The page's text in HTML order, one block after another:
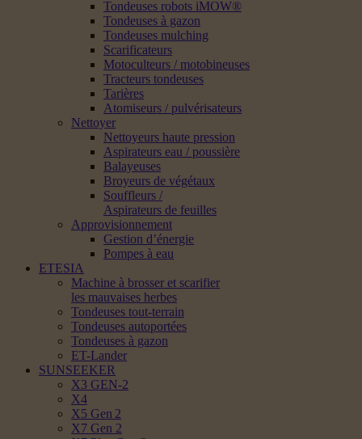
Tondeuses robots iMOW®
Tondeuses à gazon
Tondeuses mulching
Scarificateurs
Motoculteurs / motobineuses
Tracteurs tondeuses
Tarières
Atomiseurs / pulvérisateurs
Nettoyer
Nettoyeurs haute pression
Aspirateurs eau / poussière
Balayeuses
Broyeurs de végétaux
Souffleurs /
Aspirateurs de feuilles
Approvisionnement
Gestion d’énergie
Pompes à eau
ETESIA
Machine à brosser et scarifier
les mauvaises herbes
Tondeuses tout-terrain
Tondeuses autoportées
Tondeuses à gazon
ET-Lander
SUNSEEKER
X3 GEN-2
X4
X5 Gen 2
X7 Gen 2